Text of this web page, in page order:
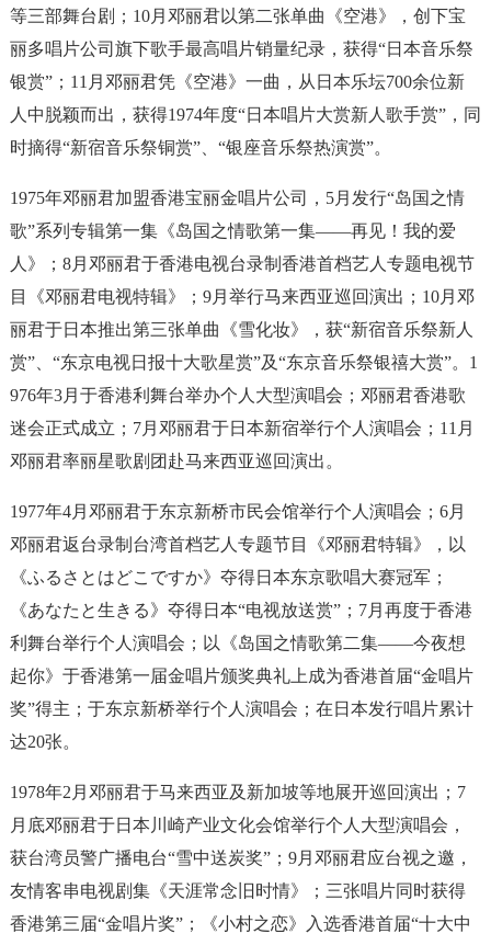
等三部舞台剧；10月邓丽君以第二张单曲《空港》，创下宝
丽多唱片公司旗下歌手最高唱片销量纪录，获得“日本音乐祭
银赏”；11月邓丽君凭《空港》一曲，从日本乐坛700余位新
人中脱颖而出，获得1974年度“日本唱片大赏新人歌手赏”，同
时摘得“新宿音乐祭铜赏”、“银座音乐祭热演赏”。
1975年邓丽君加盟香港宝丽金唱片公司，5月发行“岛国之情
歌”系列专辑第一集《岛国之情歌第一集——再见！我的爱
人》；8月邓丽君于香港电视台录制香港首档艺人专题电视节
目《邓丽君电视特辑》；9月举行马来西亚巡回演出；10月邓
丽君于日本推出第三张单曲《雪化妆》，获“新宿音乐祭新人
赏”、“东京电视日报十大歌星赏”及“东京音乐祭银禧大赏”。1
976年3月于香港利舞台举办个人大型演唱会；邓丽君香港歌
迷会正式成立；7月邓丽君于日本新宿举行个人演唱会；11月
邓丽君率丽星歌剧团赴马来西亚巡回演出。
1977年4月邓丽君于东京新桥市民会馆举行个人演唱会；6月
邓丽君返台录制台湾首档艺人专题节目《邓丽君特辑》，以
《ふるさとはどこですか》夺得日本东京歌唱大赛冠军；
《あなたと生きる》夺得日本“电视放送赏”；7月再度于香港
利舞台举行个人演唱会；以《岛国之情歌第二集——今夜想
起你》于香港第一届金唱片颁奖典礼上成为香港首届“金唱片
奖”得主；于东京新桥举行个人演唱会；在日本发行唱片累计
达20张。
1978年2月邓丽君于马来西亚及新加坡等地展开巡回演出；7
月底邓丽君于日本川崎产业文化会馆举行个人大型演唱会，
获台湾员警广播电台“雪中送炭奖”；9月邓丽君应台视之邀，
友情客串电视剧集《天涯常念旧时情》；三张唱片同时获得
香港第三届“金唱片奖”；《小村之恋》入选香港首届“十大中